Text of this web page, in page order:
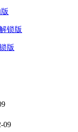
版
09